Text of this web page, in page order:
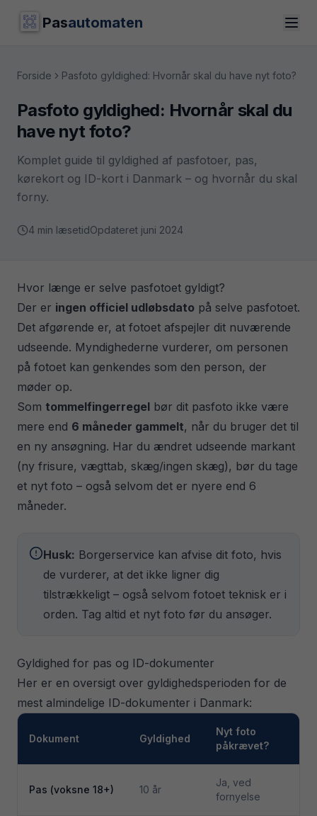
Pasautomaten
Forside Pasfoto gyldighed: Hvornår skal du have nyt foto?
Pasfoto gyldighed: Hvornår skal du
have nyt foto?
Komplet guide til gyldighed af pasfotoer, pas,
kørekort og ID-kort i Danmark – og hvornår du skal
forny.
4 min læsetidOpdateret juni 2024
Hvor længe er selve pasfotoet gyldigt?
Der er ingen officiel udløbsdato på selve pasfotoet.
Det afgørende er, at fotoet afspejler dit nuværende
udseende. Myndighederne vurderer, om personen
på fotoet kan genkendes som den person, der
møder op.
Som tommelfingerregel bør dit pasfoto ikke være
mere end 6 måneder gammelt, når du bruger det til
en ny ansøgning. Har du ændret udseende markant
(ny frisure, vægttab, skæg/ingen skæg), bør du tage
et nyt foto – også selvom det er nyere end 6
måneder.
Husk: Borgerservice kan afvise dit foto, hvis
de vurderer, at det ikke ligner dig
tilstrækkeligt – også selvom fotoet teknisk er i
orden. Tag altid et nyt foto før du ansøger.
Gyldighed for pas og ID-dokumenter
Her er en oversigt over gyldighedsperioden for de
mest almindelige ID-dokumenter i Danmark:
Dokument Gyldighed
Nyt foto
påkrævet?
Pas (voksne 18+) 10 år
Ja, ved
fornyelse